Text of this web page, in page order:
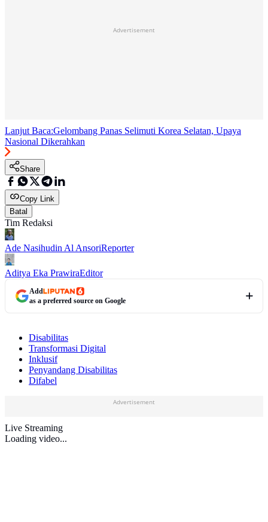
Advertisement
Lanjut Baca:Gelombang Panas Selimuti Korea Selatan, Upaya
Nasional Dikerahkan
Share
Copy Link
Batal
Tim Redaksi
Ade Nasihudin Al AnsoriReporter
Aditya Eka PrawiraEditor
Add
as a preferred source on Google
Disabilitas
Transformasi Digital
Inklusif
Penyandang Disabilitas
Difabel
Advertisement
Live Streaming
Loading video...